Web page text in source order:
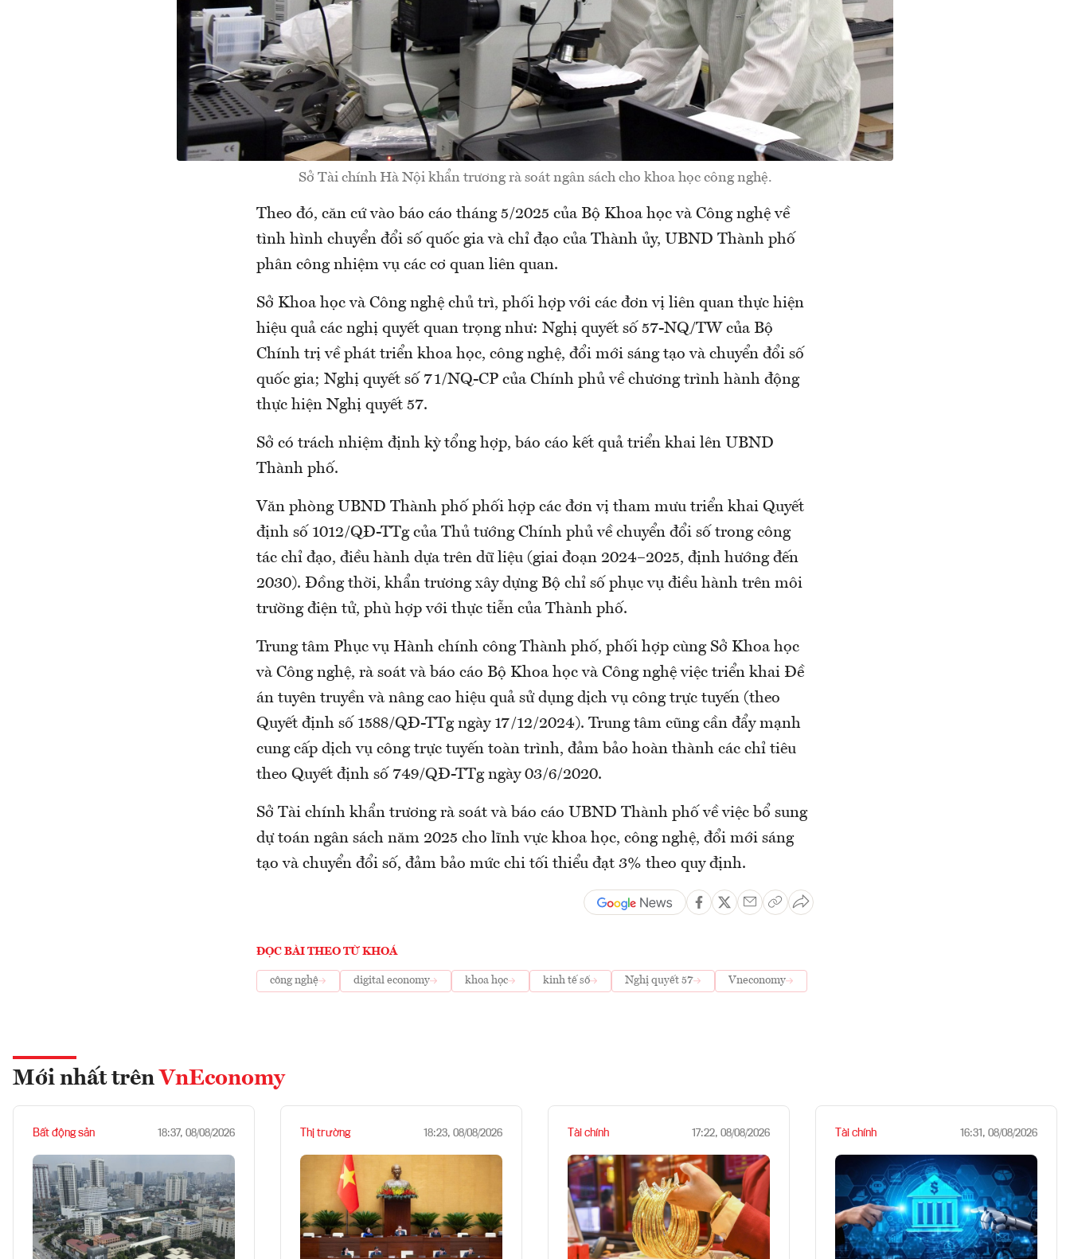
Sở Tài chính Hà Nội khẩn trương rà soát ngân sách cho khoa học công nghệ.
Theo đó, căn cứ vào báo cáo tháng 5/2025 của Bộ Khoa học và Công nghệ về
tình hình chuyển đổi số quốc gia và chỉ đạo của Thành ủy, UBND Thành phố
phân công nhiệm vụ các cơ quan liên quan.
Sở Khoa học và Công nghệ chủ trì, phối hợp với các đơn vị liên quan thực hiện
hiệu quả các nghị quyết quan trọng như: Nghị quyết số 57-NQ/TW của Bộ
Chính trị về phát triển khoa học, công nghệ, đổi mới sáng tạo và chuyển đổi số
quốc gia; Nghị quyết số 71/NQ-CP của Chính phủ về chương trình hành động
thực hiện Nghị quyết 57.
Sở có trách nhiệm định kỳ tổng hợp, báo cáo kết quả triển khai lên UBND
Thành phố.
Văn phòng UBND Thành phố phối hợp các đơn vị tham mưu triển khai Quyết
định số 1012/QĐ-TTg của Thủ tướng Chính phủ về chuyển đổi số trong công
tác chỉ đạo, điều hành dựa trên dữ liệu (giai đoạn 2024–2025, định hướng đến
2030). Đồng thời, khẩn trương xây dựng Bộ chỉ số phục vụ điều hành trên môi
trường điện tử, phù hợp với thực tiễn của Thành phố.
Trung tâm Phục vụ Hành chính công Thành phố, phối hợp cùng Sở Khoa học
và Công nghệ, rà soát và báo cáo Bộ Khoa học và Công nghệ việc triển khai Đề
án tuyên truyền và nâng cao hiệu quả sử dụng dịch vụ công trực tuyến (theo
Quyết định số 1588/QĐ-TTg ngày 17/12/2024). Trung tâm cũng cần đẩy mạnh
cung cấp dịch vụ công trực tuyến toàn trình, đảm bảo hoàn thành các chỉ tiêu
theo Quyết định số 749/QĐ-TTg ngày 03/6/2020.
Sở Tài chính khẩn trương rà soát và báo cáo UBND Thành phố về việc bổ sung
dự toán ngân sách năm 2025 cho lĩnh vực khoa học, công nghệ, đổi mới sáng
tạo và chuyển đổi số, đảm bảo mức chi tối thiểu đạt 3% theo quy định.
ĐỌC BÀI THEO TỪ KHOÁ
công nghệ digital economy khoa học kinh tế số Nghị quyết 57 Vneconomy
Mới nhất trên VnEconomy
Bất động sản 18:37, 08/08/2026 Thị trường 18:23, 08/08/2026 Tài chính 17:22, 08/08/2026 Tài chính 16:31, 08/08/2026